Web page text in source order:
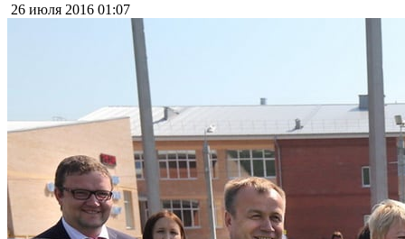
26 июля 2016 01:07